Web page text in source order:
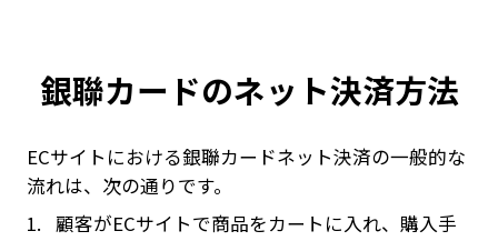
銀聯カードのネット決済方法
ECサイトにおける銀聯カードネット決済の一般的な
流れは、次の通りです。
顧客がECサイトで商品をカートに入れ、購入手